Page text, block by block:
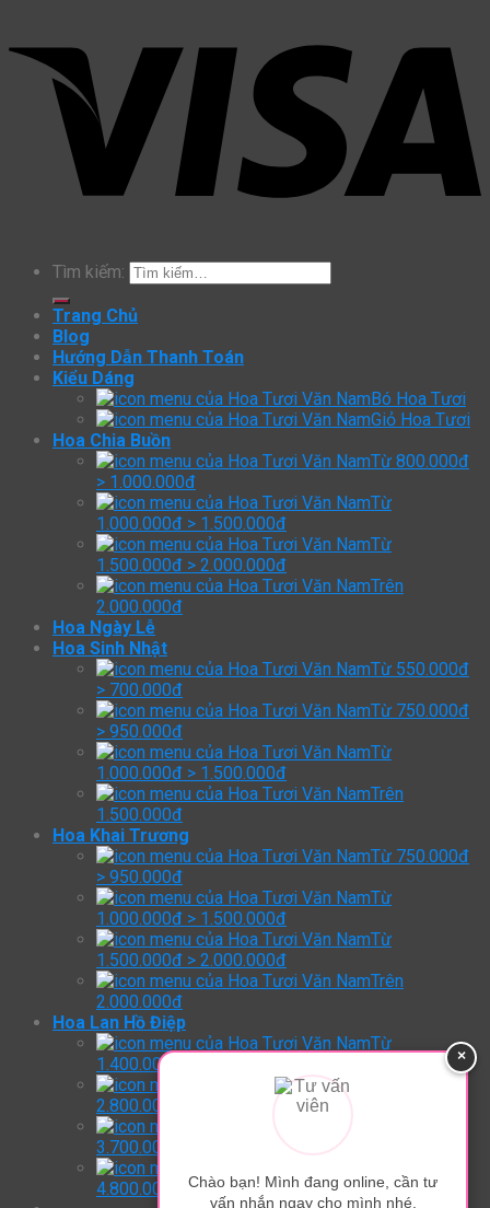
Tìm kiếm:
Trang Chủ
Blog
Hướng Dẫn Thanh Toán
Kiểu Dáng
Bó Hoa Tươi
Giỏ Hoa Tươi
Hoa Chia Buồn
Từ 800.000đ
> 1.000.000đ
Từ
1.000.000đ > 1.500.000đ
Từ
1.500.000đ > 2.000.000đ
Trên
2.000.000đ
Hoa Ngày Lễ
Hoa Sinh Nhật
Từ 550.000đ
> 700.000đ
Từ 750.000đ
> 950.000đ
Từ
1.000.000đ > 1.500.000đ
Trên
1.500.000đ
Hoa Khai Trương
Từ 750.000đ
> 950.000đ
Từ
1.000.000đ > 1.500.000đ
Từ
1.500.000đ > 2.000.000đ
Trên
2.000.000đ
Hoa Lan Hồ Điệp
Từ
1.400.000đ > 2.800.000đ
2.800.000đ > 3.700.000đ
3.700.000đ > 4.800.000đ
4.800.000đ
×
Chào bạn! Mình đang online, cần tư
vấn nhắn ngay cho mình nhé.